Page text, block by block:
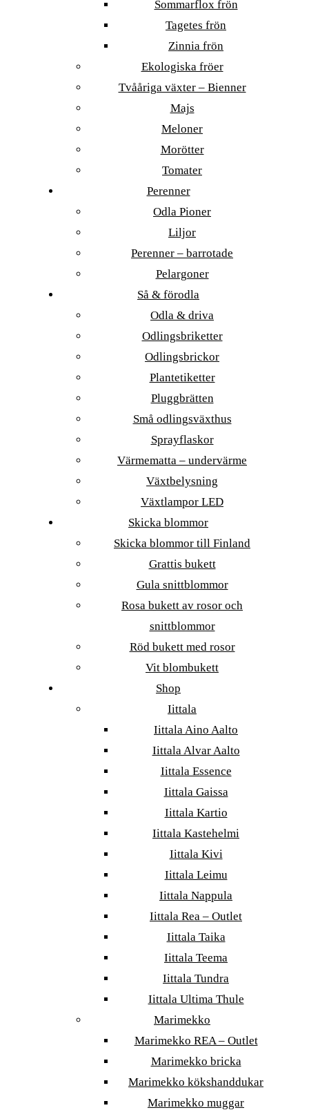
Sommarflox frön
Tagetes frön
Zinnia frön
Ekologiska fröer
Tvååriga växter – Bienner
Majs
Meloner
Morötter
Tomater
Perenner
Odla Pioner
Liljor
Perenner – barrotade
Pelargoner
Så & förodla
Odla & driva
Odlingsbriketter
Odlingsbrickor
Plantetiketter
Pluggbrätten
Små odlingsväxthus
Sprayflaskor
Värmematta – undervärme
Växtbelysning
Växtlampor LED
Skicka blommor
Skicka blommor till Finland
Grattis bukett
Gula snittblommor
Rosa bukett av rosor och
snittblommor
Röd bukett med rosor
Vit blombukett
Shop
Iittala
Iittala Aino Aalto
Iittala Alvar Aalto
Iittala Essence
Iittala Gaissa
Iittala Kartio
Iittala Kastehelmi
Iittala Kivi
Iittala Leimu
Iittala Nappula
Iittala Rea – Outlet
Iittala Taika
Iittala Teema
Iittala Tundra
Iittala Ultima Thule
Marimekko
Marimekko REA – Outlet
Marimekko bricka
Marimekko kökshanddukar
Marimekko muggar